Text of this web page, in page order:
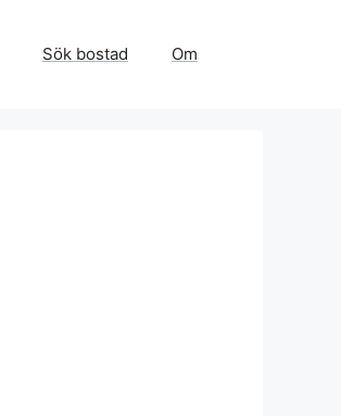
Sök bostad Om